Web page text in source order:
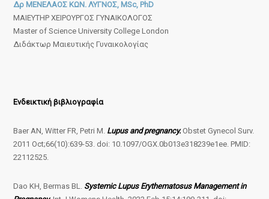
Δρ ΜΕΝΕΛΑΟΣ ΚΩΝ. ΛΥΓΝΟΣ, MSc, PhD
ΜΑΙΕΥΤΗΡ ΧΕΙΡΟΥΡΓΟΣ ΓΥΝΑΙΚΟΛΟΓΟΣ
Master of Science University College London
Διδάκτωρ Μαιευτικής Γυναικολογίας
Ενδεικτική βιβλιογραφία
Baer AN, Witter FR, Petri M. Lupus and pregnancy.Obstet Gynecol Surv.
2011 Oct;66(10):639-53. doi: 10.1097/OGX.0b013e318239e1ee. PMID:
22112525.
Dao KH, Bermas BL. Systemic Lupus Erythematosus Management in